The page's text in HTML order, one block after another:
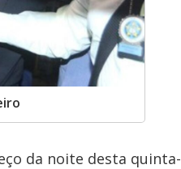
da noite desta quinta-